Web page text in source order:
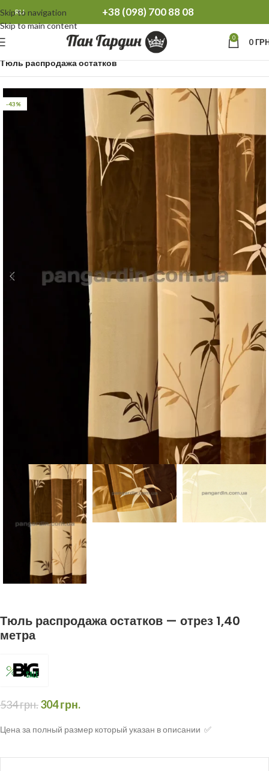
Skip to navigation
Skip to main content
RU +38 (098) 700 88 08
0 0
Главная
Распродажа остатков Тюль Шторы
Тюль распродажа остатков
-43%
Тюль распродажа остатков — отрез 1,40
метра
534грн.304грн.
Цена за полный размер который указан в описании ✅